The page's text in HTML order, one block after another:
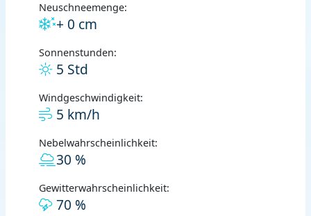
Neuschneemenge:
+ 0 cm
Sonnenstunden:
5 Std
Windgeschwindigkeit:
5 km/h
Nebelwahrscheinlichkeit:
30 %
Gewitterwahrscheinlichkeit:
70 %